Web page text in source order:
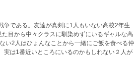
争である。友達が真剣に1人もいない高校2年生
目から中々クラスに馴染めずにいるギャルな高
い2人はひょんなことから一緒にご飯を食べる仲
は1番近いところにいるのかもしれない２人が